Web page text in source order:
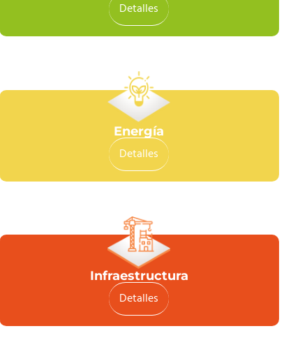
Detalles
Energía
Detalles
Infraestructura
Detalles